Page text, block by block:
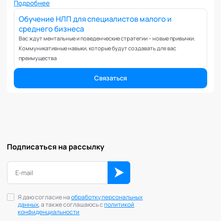
Воспитание
Депрессия
Долголетие и качество жизни
Дыхательные практики
Когнитивные способности
Коммуникационная стратегия
Коммуникация в команде
Корпоративная антропология
Корпоративная культура и этика
социальных технологий
Подробнее
Обучение НЛП для специалистов малого и
среднего бизнеса
Вас ждут ментальные и поведенческие стратегии – новые привычки.
Коммуникативные навыки, которые будут создавать для вас
преимущества
Связаться
Подписаться на рассылку
Я даю согласие наобработку персональных
данных, а также соглашаюсь сполитикой
конфиденциальности